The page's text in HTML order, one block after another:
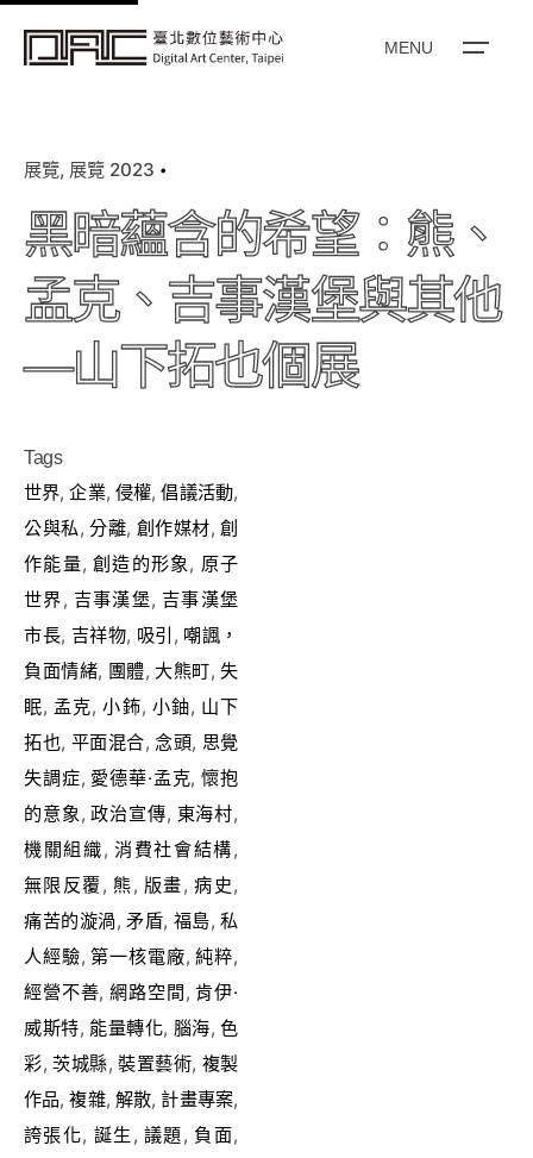
k
c
n
t
MENU
展覽 展覽 2023
黑暗蘊含的希望：熊、
孟克、吉事漢堡與其他
—山下拓也個展
Tags
世界,企業, 侵權,倡議活動,
公與私, 分離, 創作媒材, 創
作能量,創造的形象, 原子
世界, 吉事漢堡, 吉事漢堡
市長, 吉祥物, 吸引 , 嘲諷，
負面情緒, 團體, 大熊町, 失
眠, 孟克,小鈽, 小鈾, 山下
拓也, 平面混合, 念頭, 思覺
失調症, 愛德華·孟克,懷抱
的意象,政治宣傳, 東海村,
機關組織,消費社會結構,
無限反覆, 熊, 版畫,病史,
痛苦的漩渦, 矛盾, 福島, 私
人經驗,第一核電廠,純粹,
經營不善,網路空間, 肯伊·
威斯特, 能量轉化, 腦海, 色
彩, 茨城縣, 裝置藝術, 複製
作品,複雜, 解散, 計畫專案,
誇張化, 誕生 , 議題, 負面,